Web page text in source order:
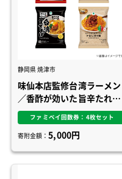
静岡県 焼津市
味仙本店監修台湾ラーメン
／香酢が効いた旨辛たれビ
ャンビャン麺／麺屋こころ
監修台湾まぜそば／もちっ
と麺と濃厚だれの汁なし
担々麺
ファミペイ回数券：4枚セット
寄附金額：5,000円